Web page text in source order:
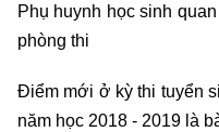
Phụ huynh học sinh
phòng thi
Điểm mới ở kỳ thi tuyển
năm học 2018 - 2019 là